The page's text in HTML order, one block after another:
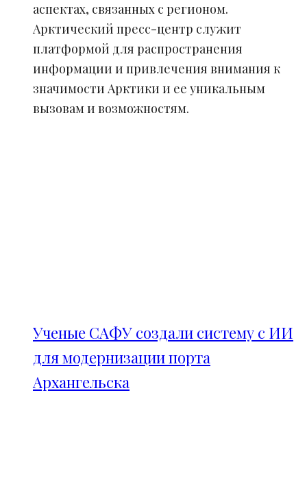
аспектах, связанных с регионом.
Арктический пресс-центр служит
платформой для распространения
информации и привлечения внимания к
значимости Арктики и ее уникальным
вызовам и возможностям.
Ученые САФУ создали систему с ИИ
для модернизации порта
Архангельска